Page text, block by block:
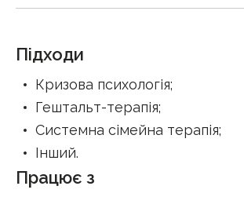
Підходи
Кризова психологія;
Гештальт-терапія;
Системна сімейна терапія;
Інший.
Працює з